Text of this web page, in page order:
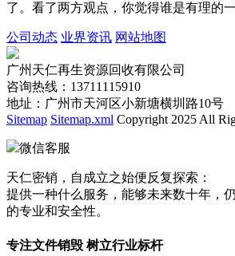
了。看了两方观点，你觉得谁是有理的
公司动态 业界资讯 网站地图
广州天仁再生资源回收有限公司
咨询热线：13711115910
地址：广州市天河区小新塘横圳路10号
Sitemap Sitemap.xml Copyright 2025 All
微信客服
天仁密销，自成立之始便反复探索：
提供一种什么服务，能够未来数十年，
的专业和安全性。
专注文件销毁 树立行业标杆